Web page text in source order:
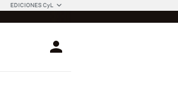
EDICIONES CyL
Login